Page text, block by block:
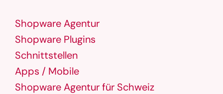
Shopware Agentur
Shopware Plugins
Schnittstellen
Apps / Mobile
Shopware Agentur für Schweiz